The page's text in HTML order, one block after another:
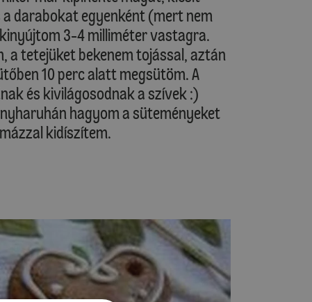
darabokat egyenként (mert nem
3-4 milliméter vastagra.
a tetejüket bekenem tojással, aztán
10 perc alatt megsütöm. A
és kivilágosodnak a szívek :)
hagyom a süteményeket
kidíszítem.